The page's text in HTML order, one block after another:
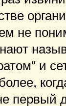
не
и
первый